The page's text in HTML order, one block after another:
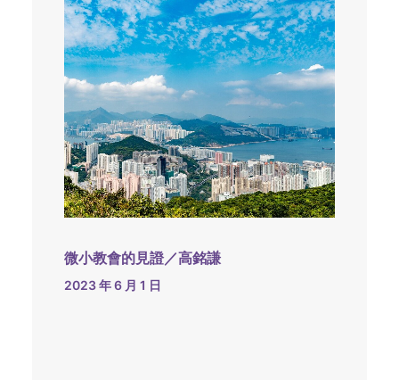
微小教會的見證／高銘謙
2023 年 6 月 1 日